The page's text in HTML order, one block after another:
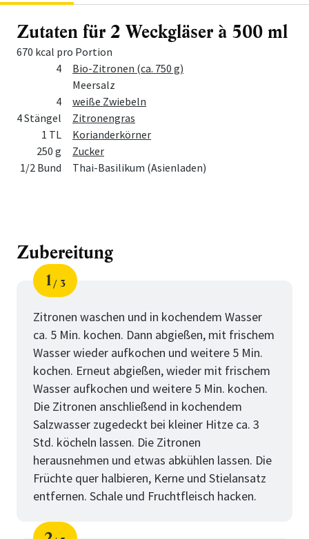
Zutaten für 2 Weckgläser à 500 ml
670 kcal pro Portion
Zutat
4
Bio-Zitronen (ca. 750 g)
Meersalz
4
weiße Zwiebeln
4 Stängel
Zitronengras
1 TL
Korianderkörner
250 g
Zucker
1/2 Bund
Thai-Basilikum (Asienladen)
Zubereitung
Schritt
1
von
3
Zitronen waschen und in kochendem Wasser
ca. 5 Min. kochen. Dann abgießen, mit frischem
Wasser wieder aufkochen und weitere 5 Min.
kochen. Erneut abgießen, wieder mit frischem
Wasser aufkochen und weitere 5 Min. kochen.
Die Zitronen anschließend in kochendem
Salzwasser zugedeckt bei kleiner Hitze ca. 3
Std. köcheln lassen. Die Zitronen
herausnehmen und etwas abkühlen lassen. Die
Früchte quer halbieren, Kerne und Stielansatz
entfernen. Schale und Fruchtfleisch hacken.